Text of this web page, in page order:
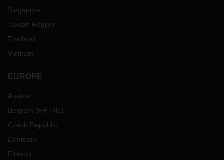
Singapore
Taiwan Region
Thailand
Vietnam
EUROPE
Austria
Belgium (FR NL )
Czech Republic
Denmark
Finland